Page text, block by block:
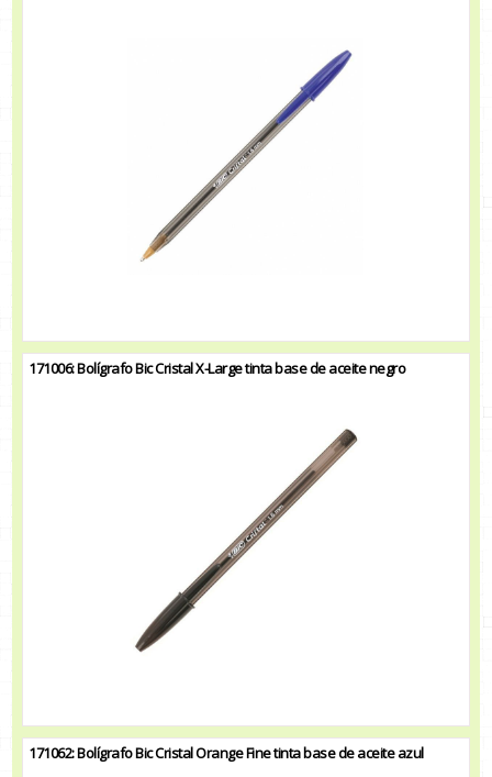
171006: Bolígrafo Bic Cristal X-Large tinta base de aceite negro
171062: Bolígrafo Bic Cristal Orange Fine tinta base de aceite azul